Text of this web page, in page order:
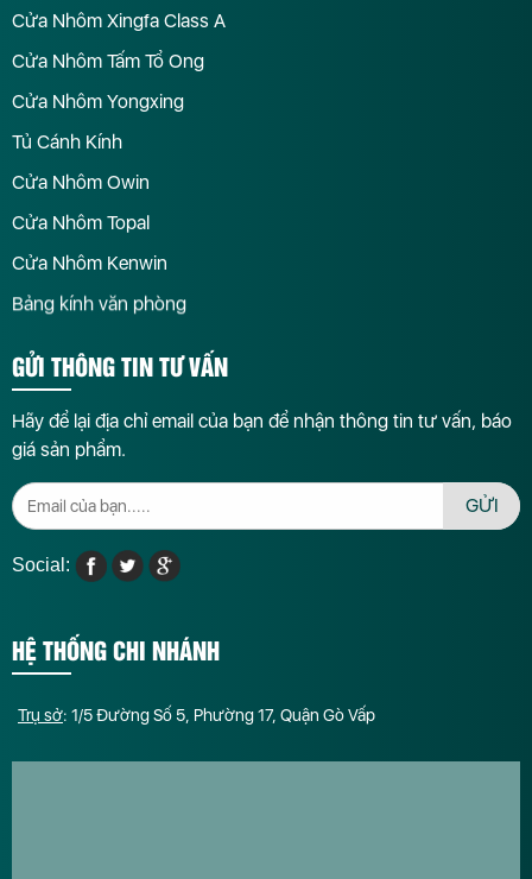
Cửa Nhôm Xingfa Class A
Cửa Nhôm Tấm Tổ Ong
Cửa Nhôm Yongxing
Tủ Cánh Kính
Cửa Nhôm Owin
Cửa Nhôm Topal
Cửa Nhôm Kenwin
Bảng kính văn phòng
GỬI THÔNG TIN TƯ VẤN
Hãy để lại địa chỉ email của bạn để nhận thông tin tư vấn, báo
giá sản phẩm.
GỬI
Social:
HỆ THỐNG CHI NHÁNH
Trụ sở: 1/5 Đường Số 5, Phường 17, Quận Gò Vấp